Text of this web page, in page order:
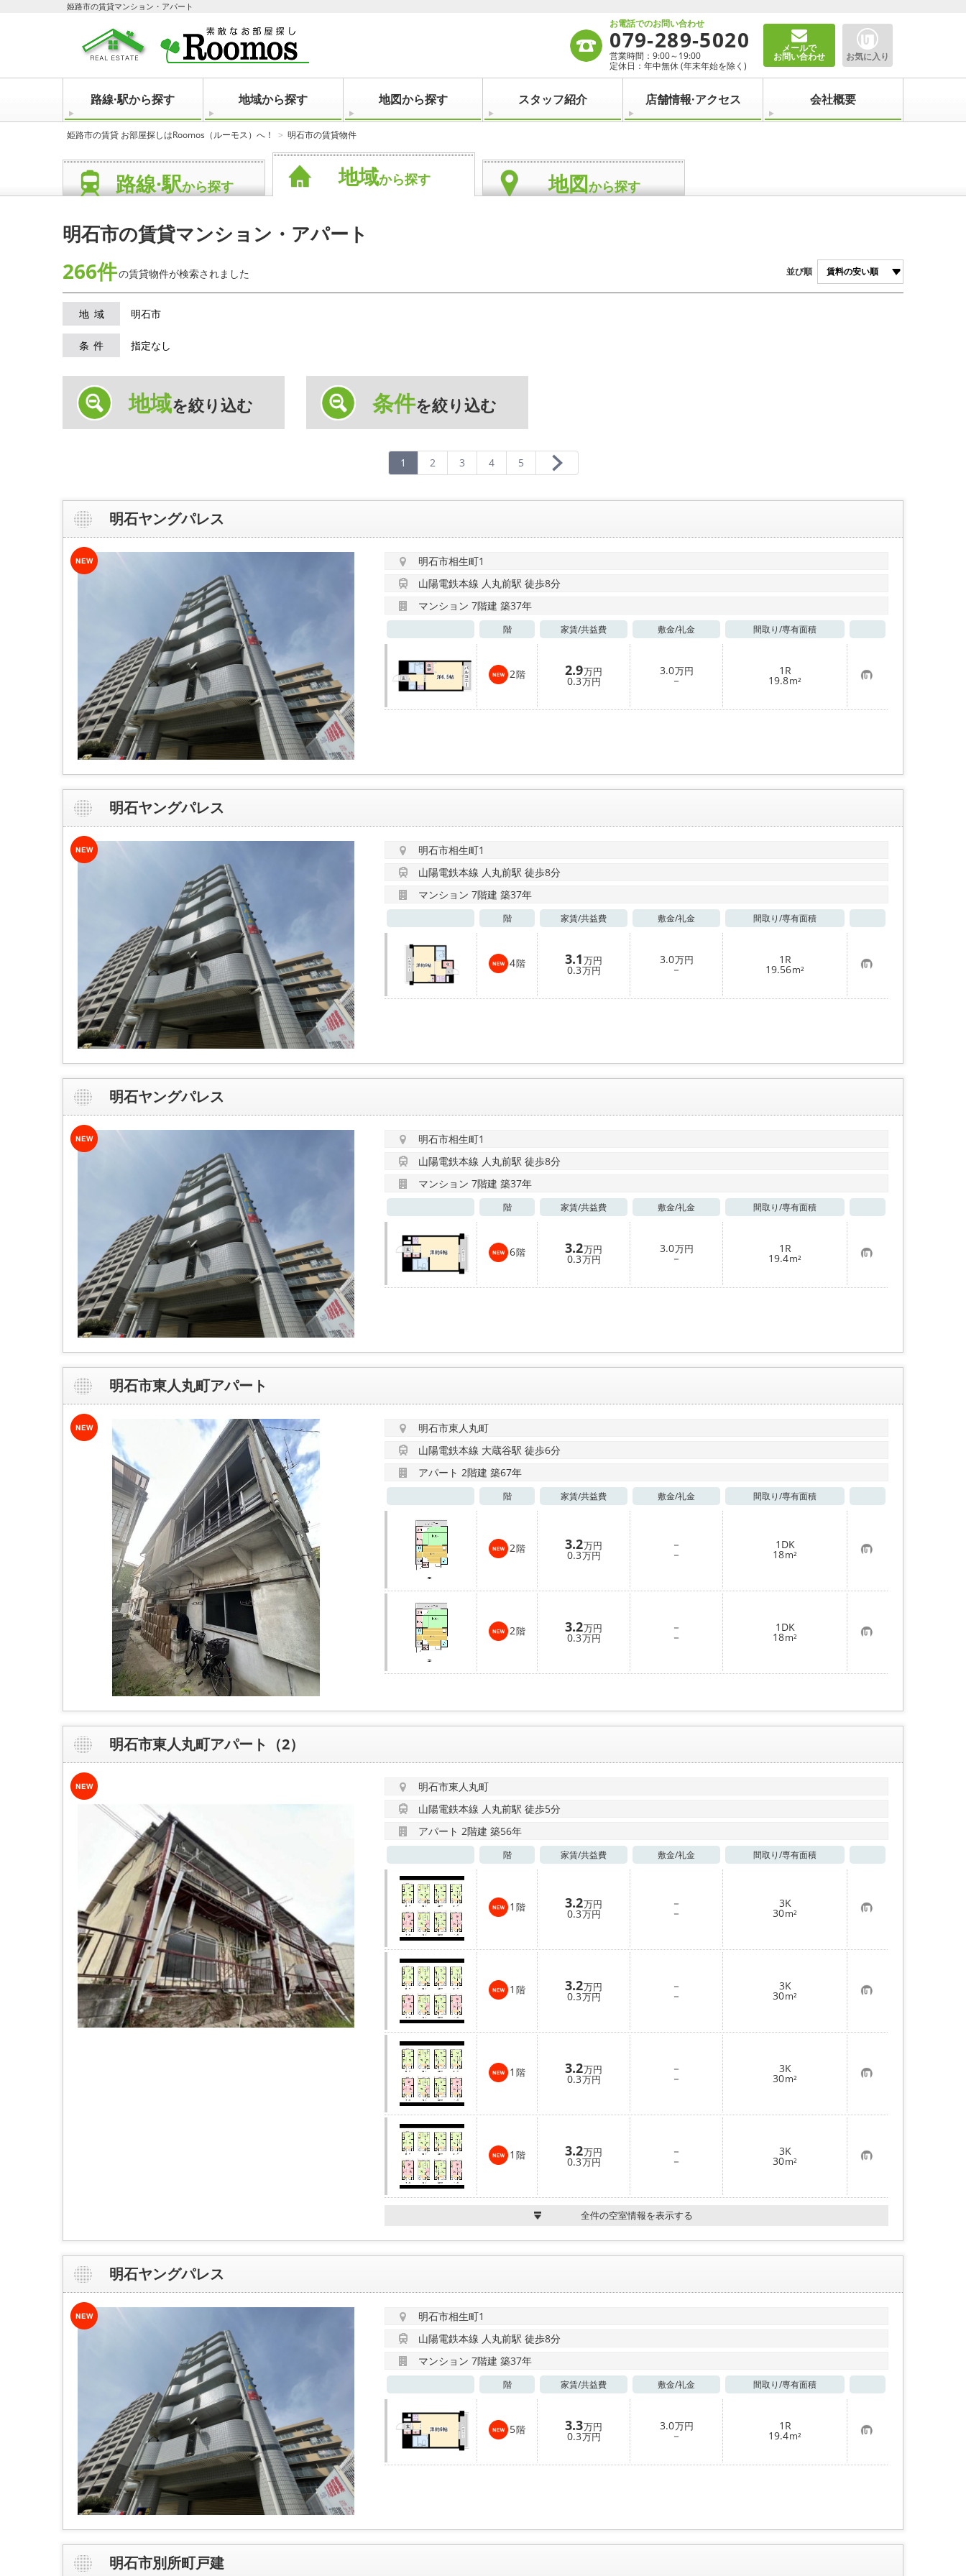
姫路市の賃貸マンション・アパート
お電話でのお問い合わせ
079-289-5020
営業時間：9:00～19:00
定休日：年中無休 (年末年始を除く)
メールで
お問い合わせ お気に入り
路線·駅から探す 地域から探す 地図から探す スタッフ紹介 店舗情報·アクセス 会社概要
姫路市の賃貸 お部屋探しはRoomos（ルーモス）へ！ 明石市の賃貸物件
路線·駅から探す 地域から探す 地図から探す
明石市の賃貸マンション・アパート
266件の賃貸物件が検索されました 並び順
地域 明石市
条件 指定なし
地域を絞り込む 条件を絞り込む
1 2 3 4 5
明石ヤングパレス
明石市相生町1
山陽電鉄本線 人丸前駅 徒歩8分
マンション 7階建 築37年
階 家賃/共益費 敷金/礼金 間取り/専有面積
2階 2.9万円
0.3万円
3.0万円
－
1R
19.8m² お
気
に
入
明石ヤングパレス
明石市相生町1
山陽電鉄本線 人丸前駅 徒歩8分
マンション 7階建 築37年
階 家賃/共益費 敷金/礼金 間取り/専有面積
4階 3.1万円
0.3万円
3.0万円
－
1R
19.56m² お
気
に
入
明石ヤングパレス
明石市相生町1
山陽電鉄本線 人丸前駅 徒歩8分
マンション 7階建 築37年
階 家賃/共益費 敷金/礼金 間取り/専有面積
6階 3.2万円
0.3万円
3.0万円
－
1R
19.4m² お
気
に
入
明石市東人丸町アパート
明石市東人丸町
山陽電鉄本線 大蔵谷駅 徒歩6分
アパート 2階建 築67年
階 家賃/共益費 敷金/礼金 間取り/専有面積
2階 3.2万円
0.3万円
－
－
1DK
18m² お
気
に
入
り
登
録
2階 3.2万円
0.3万円
－
－
1DK
18m² お
気
に
入
り
明石市東人丸町アパート（2）
明石市東人丸町
山陽電鉄本線 人丸前駅 徒歩5分
アパート 2階建 築56年
階 家賃/共益費 敷金/礼金 間取り/専有面積
1 階 3.2万円
0.3万円
－
－
3K
30m² お
気
に
入
り
登
録
1 階 3.2万円
0.3万円
－
－
3K
30m² お
気
に
入
り
登
録
1 階 3.2万円
0.3万円
－
－
3K
30m² お
気
に
入
り
登
録
1 階 3.2万円
0.3万円
－
－
3K
30m² お
気
に
入
り
全件の空室情報を表示する
明石ヤングパレス
明石市相生町1
山陽電鉄本線 人丸前駅 徒歩8分
マンション 7階建 築37年
階 家賃/共益費 敷金/礼金 間取り/専有面積
5階 3.3万円
0.3万円
3.0万円
－
1R
19.4m² お
気
に
入
明石市別所町戸建